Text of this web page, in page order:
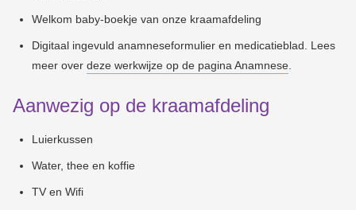
Welkom baby-boekje van onze kraamafdeling
Digitaal ingevuld anamneseformulier en medicatieblad. Lees
meer over deze werkwijze op de pagina Anamnese
Aanwezig op de kraamafdeling
Luierkussen
Water, thee en koffie
TV en Wifi